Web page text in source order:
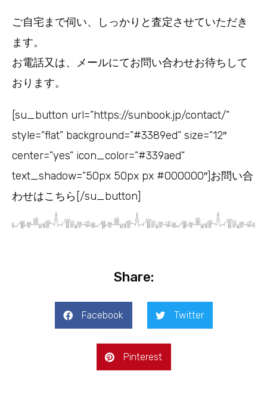
ご自宅まで伺い、しっかりと査定させていただき
ます。
お電話又は、メールにてお問い合わせお待ちして
おります。
[su_button url=”https://sunbook.jp/contact/”
style=”flat” background=”#3389ed” size=”12″
center=”yes” icon_color=”#339aed”
text_shadow=”50px 50px px #000000″]お問い合
わせはこちら[/su_button]
Share:
Facebook Twitter
Pinterest